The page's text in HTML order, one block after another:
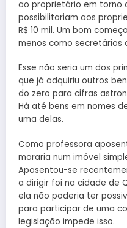
ao proprietário em torno
possibilitariam aos
R$ 10 mil. Um bom
menos como secretários
Esse não seria um dos
que já adquiriu outros
do zero para cifras
Há até bens em nomes
uma delas.
Como professora
moraria num imóvel
Aposentou-se
a dirigir foi na cidade de
ela não poderia ter
para participar de uma
legislação impede isso.